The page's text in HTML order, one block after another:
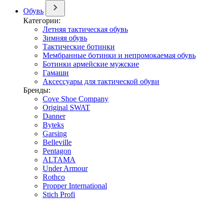
Обувь
Категории:
Летняя тактическая обувь
Зимняя обувь
Тактические ботинки
Мембранные ботинки и непромокаемая обувь
Ботинки армейские мужские
Гамаши
Аксессуары для тактической обуви
Бренды:
Cove Shoe Company
Original SWAT
Danner
Byteks
Garsing
Belleville
Pentagon
ALTAMA
Under Armour
Rothco
Propper International
Stich Profi